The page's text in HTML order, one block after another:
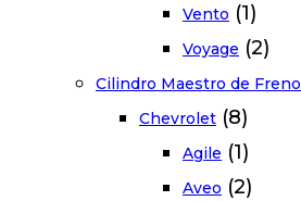
Vento (1)
Voyage (2)
Cilindro Maestro de Freno
Chevrolet (8)
Agile (1)
Aveo (2)